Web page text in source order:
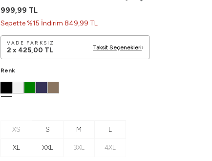
999,99 TL
Sepette %15 İndirim 849,99 TL
VADE FARKSIZ
2 x 425,00 TL Taksit Seçenekleri
Renk
XS S M L
XL XXL 3XL 4XL